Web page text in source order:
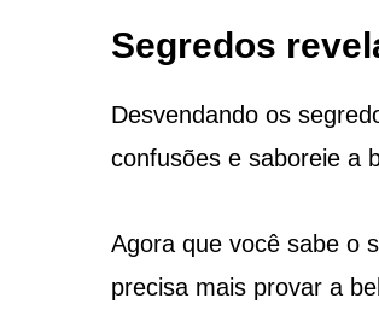
Segredos
Desvendando os
confusões e saboreie a
Agora que você sabe o
precisa mais provar a